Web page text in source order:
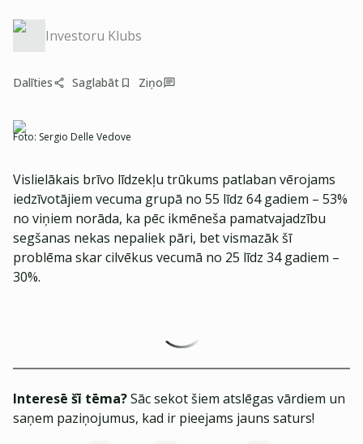
Investoru Klubs
Dalīties Saglabāt Ziņo
Foto: Sergio Delle Vedove
Vislielākais brīvo līdzekļu trūkums patlaban vērojams
iedzīvotājiem vecuma grupā no 55 līdz 64 gadiem – 53%
no viņiem norāda, ka pēc ikmēneša pamatvajadzību
segšanas nekas nepaliek pāri, bet vismazāk šī
problēma skar cilvēkus vecumā no 25 līdz 34 gadiem –
30%.
Interesē šī tēma?Sāc sekot šiem atslēgas vārdiem un
saņem paziņojumus, kad ir pieejams jauns saturs!